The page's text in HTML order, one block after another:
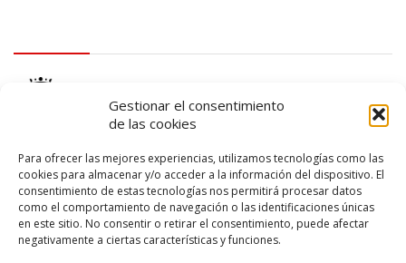
Gestionar el consentimiento
de las cookies
Para ofrecer las mejores experiencias, utilizamos tecnologías como las
cookies para almacenar y/o acceder a la información del dispositivo. El
consentimiento de estas tecnologías nos permitirá procesar datos
como el comportamiento de navegación o las identificaciones únicas
en este sitio. No consentir o retirar el consentimiento, puede afectar
negativamente a ciertas características y funciones.
logo SID